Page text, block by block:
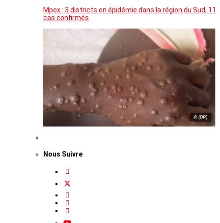
Mpox : 3 districts en épidémie dans la région du Sud, 11
cas confirmés
© (DR)
Nous Suivre